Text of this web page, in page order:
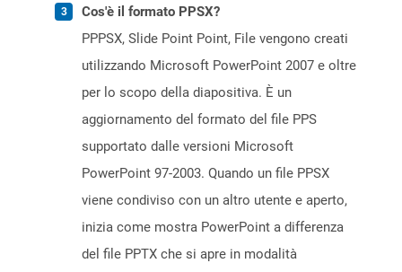
Cos'è il formato PPSX?
PPPSX, Slide Point Point, File vengono creati
utilizzando Microsoft PowerPoint 2007 e oltre
per lo scopo della diapositiva. È un
aggiornamento del formato del file PPS
supportato dalle versioni Microsoft
PowerPoint 97-2003. Quando un file PPSX
viene condiviso con un altro utente e aperto,
inizia come mostra PowerPoint a differenza
del file PPTX che si apre in modalità